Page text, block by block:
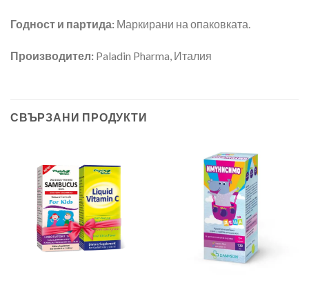
Годност и партида: Маркирани на опаковката.
Производител: Paladin Pharma, Италия
СВЪРЗАНИ ПРОДУКТИ